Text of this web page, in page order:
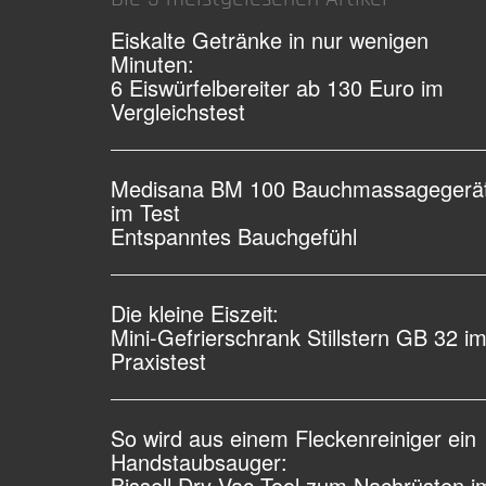
Eiskalte Getränke in nur wenigen
Minuten:
6 Eiswürfelbereiter ab 130 Euro im
Vergleichstest
Medisana BM 100
im Test
Entspanntes Bauchgefühl
Die kleine Eiszeit:
Mini-Gefrierschrank Stillstern GB 32 im
Praxistest
So wird aus einem Fleckenreiniger ein
Handstaubsauger: